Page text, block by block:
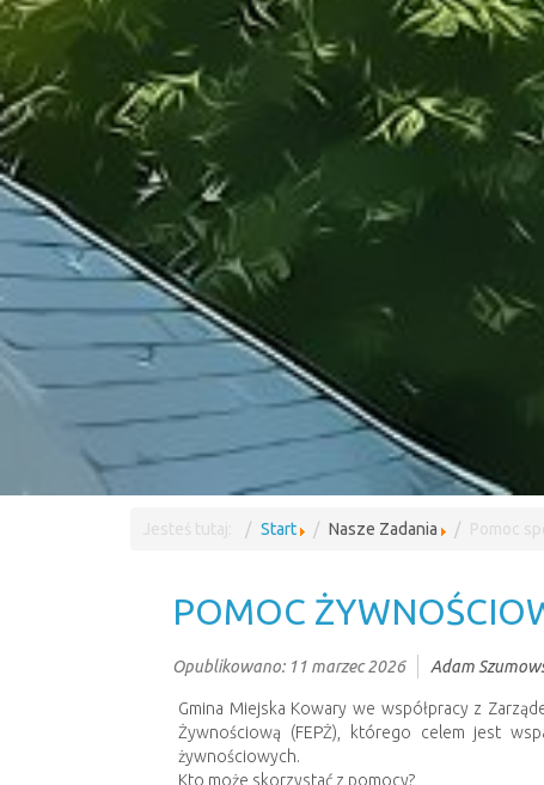
Jesteś tutaj: Start Nasze Zadania Pomoc
POMOC
Opublikowano: 11 marzec 2026 Adam
Gmina Miejska Kowary we współpracy z
Żywnościową (FEPŻ), którego celem jest
żywnościowych.
Kto może skorzystać z pomocy?